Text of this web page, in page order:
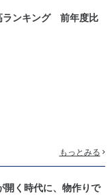
ランキング 前年度比
もっとみる
開く時代に、物作りで